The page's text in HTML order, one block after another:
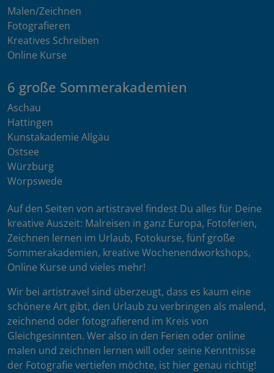
Malen/Zeichnen
Fotografieren
Kreatives Schreiben
Online Kurse
6 große Sommerakademien
Aschau
Hattingen
Kunstakademie Allgäu
Ostsee
Würzburg
Worpswede
Auf den Seiten von artistravel findest Du alles für Deine
kreative Auszeit: Malreisen in ganz Europa, Fotoferien,
Zeichnen lernen im Urlaub, Fotokurse, fünf große
Sommerakademien, kreative Wochenendworkshops,
Online Kurse und vieles mehr!
Wir bei artistravel sind überzeugt, dass es kaum eine
schönere Art gibt, den Urlaub zu verbringen als malend,
zeichnend oder fotografierend im Kreis von
Gleichgesinnten. Wer also in den Ferien oder online
malen und zeichnen lernen will oder seine Kenntnisse
der Fotografie vertiefen möchte, ist hier genau richtig!